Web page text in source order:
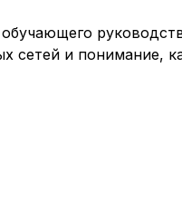
сетей и понимание,